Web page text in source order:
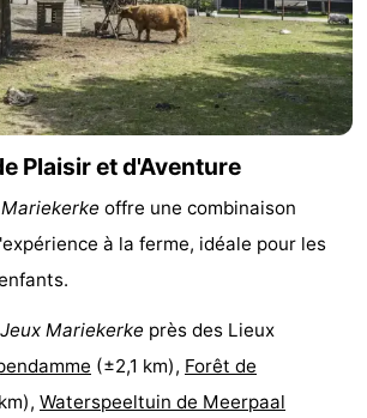
Plaisir et d'Aventure
offre une combinaison
à la ferme, idéale pour les
Mariekerke près des Lieux
(±2,1 km), Forêt de
Waterspeeltuin de Meerpaal